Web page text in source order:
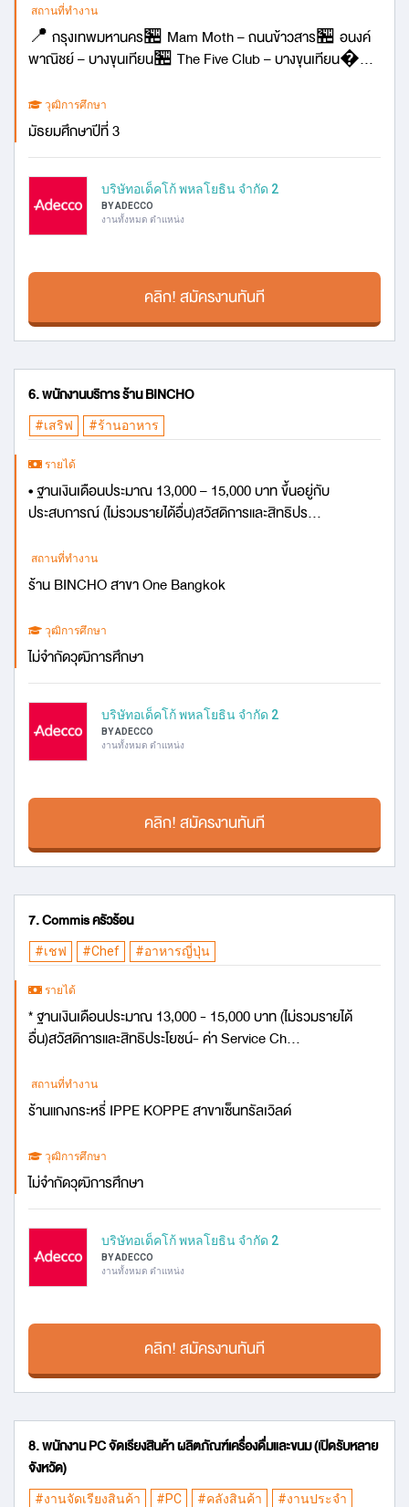
สถานที่ทำงาน
📍 กรุงเทพมหานคร🏪 Mam Moth – ถนนข้าวสาร🏪 อนงค์
พาณิชย์ – บางขุนเทียน🏪 The Five Club – บางขุนเทียน...
วุฒิการศึกษา
มัธยมศึกษาปีที่ 3
บริษัทอเด็คโก้ พหลโยธิน จำกัด 2
BY ADECCO
งานทั้งหมด ตำแหน่ง
คลิก! สมัครงานทันที
6. พนักงานบริการ ร้าน BINCHO
#เสริฟ #ร้านอาหาร
รายได้
• ฐานเงินเดือนประมาณ 13,000 – 15,000 บาท ขึ้นอยู่กับ
ประสบการณ์ (ไม่รวมรายได้อื่น)สวัสดิการและสิทธิปร...
สถานที่ทำงาน
ร้าน BINCHO สาขา One Bangkok
วุฒิการศึกษา
ไม่จำกัดวุฒิการศึกษา
บริษัทอเด็คโก้ พหลโยธิน จำกัด 2
BY ADECCO
งานทั้งหมด ตำแหน่ง
คลิก! สมัครงานทันที
7. Commis ครัวร้อน
#เชฟ #Chef #อาหารญี่ปุ่น
รายได้
* ฐานเงินเดือนประมาณ 13,000 - 15,000 บาท (ไม่รวมรายได้
อื่น)สวัสดิการและสิทธิประโยชน์- ค่า Service Ch...
สถานที่ทำงาน
ร้านแกงกระหรี่ IPPE KOPPE สาขาเซ็นทรัลเวิลด์
วุฒิการศึกษา
ไม่จำกัดวุฒิการศึกษา
บริษัทอเด็คโก้ พหลโยธิน จำกัด 2
BY ADECCO
งานทั้งหมด ตำแหน่ง
คลิก! สมัครงานทันที
8. พนักงาน PC จัดเรียงสินค้า ผลิตภัณฑ์เครื่องดื่มและขนม (เปิดรับหลาย
จังหวัด)
#งานจัดเรียงสินค้า #PC #คลังสินค้า
#งานประจำ